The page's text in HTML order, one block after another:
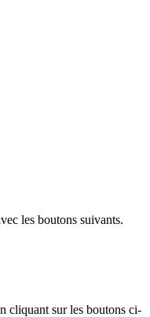
les boutons suivants.
cliquant sur les boutons ci-